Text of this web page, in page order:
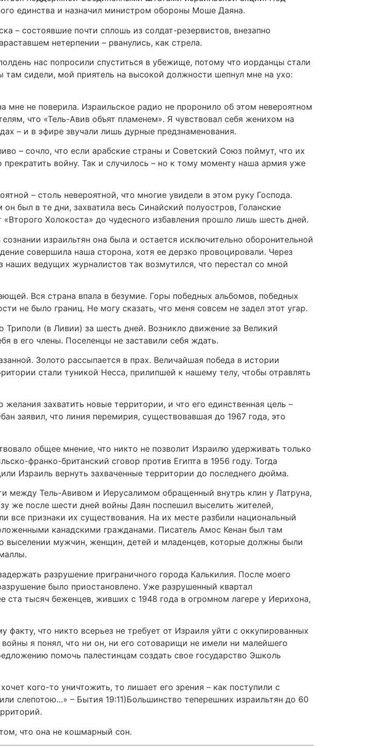
единства и назначил министром обороны Моше Даяна.
– состоявшие почти сплошь из солдат-резервистов, внезапно
нетерпении – рванулись, как стрела.
нас попросили спуститься в убежище, потому что иорданцы стали
там сидели, мой приятель на высокой должности шепнул мне на ухо:
мне не поверила. Израильское радио не проронило об этом невероятном
что «Тель-Авив объят пламенем». Я чувствовал себя женихом на
– и в эфире звучали лишь дурные предзнаменования.
– сочло, что если арабские страны и Советский Союз поймут, что их
войну. Так и случилось – но к тому моменту наша армия уже
– столь невероятной, что многие увидели в этом руку Господа.
был в те дни, захватила весь Синайский полуостров, Голанские
Холокоста» до чудесного избавления прошло лишь шесть дней.
израильтян она была и остается исключительно оборонительной
совершила наша сторона, хотя ее дерзко провоцировали. Через
ведущих журналистов так возмутился, что перестал со мной
Вся страна впала в безумие. Горы победных альбомов, победных
не было границ. Не могу сказать, что меня совсем не задел этот угар.
(в Ливии) за шесть дней. Возникло движение за Великий
в его члены. Поселенцы не заставили себя ждать.
Золото рассыпается в прах. Величайшая победа в истории
стали туникой Несса, прилипшей к нашему телу, чтобы отравлять
захватить новые территории, и что его единственная цель –
заявил, что линия перемирия, существовавшая до 1967 года, это
общее мнение, что никто не позволит Израилю удерживать только
франко-британский сговор против Египта в 1956 году. Тогда
Израиль вернуть захваченные территории до последнего дюйма.
между Тель-Авивом и Иерусалимом обращенный внутрь клин у Латруна,
же после шести дней войны Даян поспешил выселить жителей,
все признаки их существования. На их месте разбили национальный
канадскими гражданами. Писатель Амос Кенан был там
мужчин, женщин, детей и младенцев, которые должны были
разрушение приграничного города Калькилия. После моего
было приостановлено. Уже разрушенный квартал
ста тысяч беженцев, живших с 1948 года в огромном лагере у Иерихона,
что никто всерьез не требует от Израиля уйти с оккупированных
я понял, что ни он, ни его сотоварищи не имели ни малейшего
помочь палестинцам создать свое государство Эшколь
кого-то уничтожить, то лишает его зрения – как поступили с
слепотою…» – Бытия 19:11)Большинство теперешних израильтян до 60
что она не кошмарный сон.